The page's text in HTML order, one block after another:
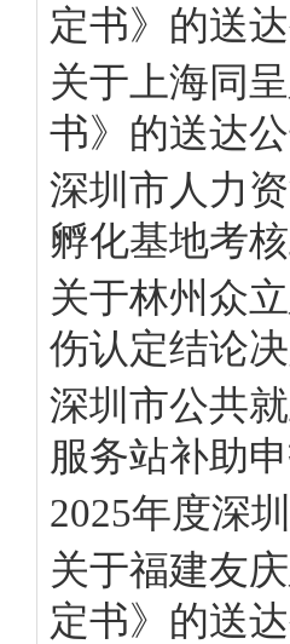
定书》的送
关于上海同
书》的送达
深圳市人力
孵化基地考
关于林州众
伤认定结论
深圳市公共
服务站补助
2025年度深
关于福建友
定书》的送